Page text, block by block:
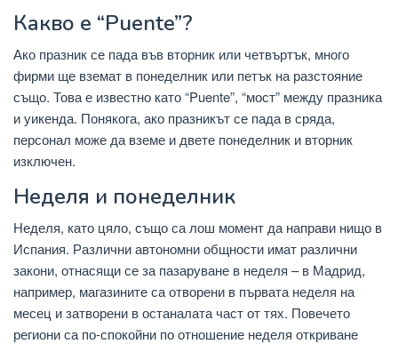
Какво е “Puente”?
Ако празник се пада във вторник или четвъртък, много
фирми ще вземат в понеделник или петък на разстояние
също. Това е известно като “Puente”, “мост” между празника
и уикенда. Понякога, ако празникът се пада в сряда,
персонал може да вземе и двете понеделник и вторник
изключен.
Неделя и понеделник
Неделя, като цяло, също са лош момент да направи нищо в
Испания. Различни автономни общности имат различни
закони, отнасящи се за пазаруване в неделя – в Мадрид,
например, магазините са отворени в първата неделя на
месец и затворени в останалата част от тях. Повечето
региони са по-спокойни по отношение неделя откриване